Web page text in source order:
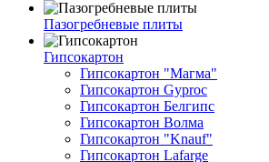
Пазогребневые плиты
Гипсокартон
Гипсокартон "Магма"
Гипсокартон Gyproc
Гипсокартон Белгипс
Гипсокартон Волма
Гипсокартон "Knauf"
Гипсокартон Lafarge